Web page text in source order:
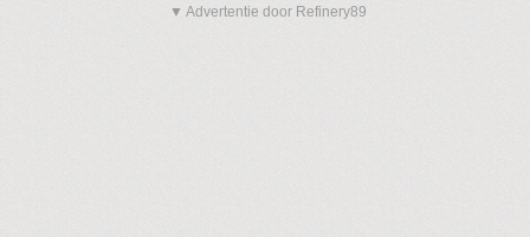
▼ Advertentie door Refinery89